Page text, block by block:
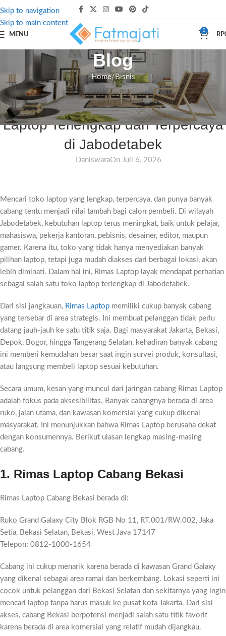
Skip to navigation
Skip to main content
MENU
0
RP
Blog
Home Bisnis
BISNIS JASA & LAYANAN
Rekomendasi Pusat Jual Beli
Laptop Terlengkap dan Terpercaya
di Jabodetabek
DaniswaraOn Juli 6, 2026
Mencari toko laptop yang lengkap, terpercaya, dan punya banyak
cabang tentu menjadi nilai tambah bagi calon pembeli. Di wilayah
Jabodetabek, kebutuhan laptop terus meningkat, baik untuk pelajar,
mahasiswa, pekerja kantoran, pebisnis, desainer, editor, maupun
gamer. Karena itu, toko yang tidak hanya menyediakan banyak
pilihan laptop, tetapi juga mudah diakses dari berbagai lokasi, akan
lebih diminati. Dalam hal ini, Rimas Laptop layak mendapat perhatian
sebagai salah satu toko laptop terlengkap di Jabodetabek.
Dari sisi jangkauan, Rimas Laptop memiliki cukup banyak cabang
yang tersebar di area strategis. Ini membuat pelanggan tidak perlu
datang jauh-jauh ke satu titik saja. Bagi masyarakat Jakarta, Bekasi,
Depok, Bogor, hingga Tangerang Selatan, kehadiran banyak cabang
ini memberi kemudahan besar saat ingin survei produk, konsultasi,
atau langsung membeli laptop sesuai kebutuhan.
Secara umum, kesan yang muncul dari jaringan cabang Rimas Laptop
adalah fokus pada aksesibilitas. Banyak cabangnya berada di area
ruko, jalan utama, dan kawasan komersial yang cukup dikenal
masyarakat. Ini menunjukkan bahwa Rimas Laptop berusaha dekat
dengan konsumennya. Berikut ulasan lengkap masing-masing
cabang.
1. Rimas Laptop Cabang Bekasi
Rimas Laptop Cabang Bekasi berada di:
Ruko Grand Galaxy City Blok RGB No 11, RT.001/RW.002, Jaka
Setia, Bekasi Selatan, Bekasi, West Java 17147
Telepon: 0812-1000-1654
Cabang ini cukup menarik karena berada di kawasan Grand Galaxy
yang dikenal sebagai area ramai dan berkembang. Lokasi seperti ini
cocok untuk pelanggan dari Bekasi Selatan dan sekitarnya yang ingin
mencari laptop tanpa harus masuk ke pusat kota Jakarta. Dari sisi
akses, cabang Bekasi berpotensi menjadi salah satu titik favorit
karena berada di area komersial yang relatif mudah dijangkau.